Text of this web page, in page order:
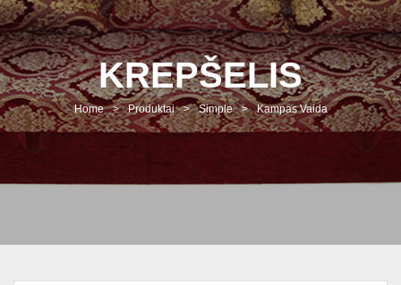
KREPŠELIS
Home > Produktai > Simple > Kampas Vaida